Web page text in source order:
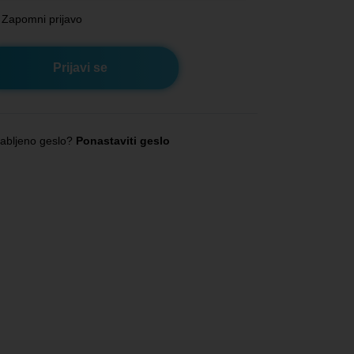
Zapomni prijavo
geslo? Ponastaviti geslo